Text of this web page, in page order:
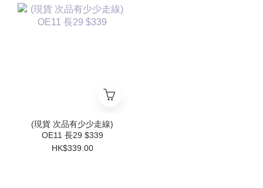
(現貨 次品有少少走線)
OE11 長29 $339
HK$339.00